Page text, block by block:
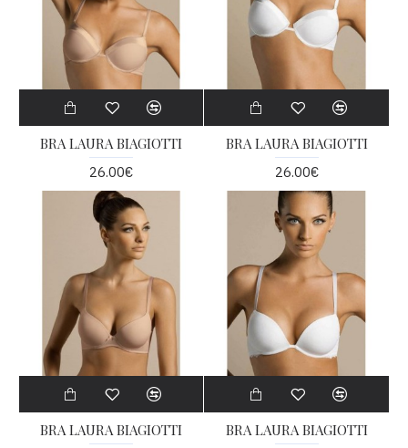
BRA LAURA BIAGIOTTI
26.00€
BRA LAURA BIAGIOTTI
26.00€
BRA LAURA BIAGIOTTI BRA LAURA BIAGIOTTI